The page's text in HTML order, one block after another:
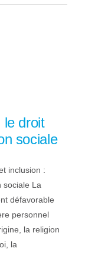
le droit
sociale
inclusion :
sociale La
défavorable
personnel
la religion
la